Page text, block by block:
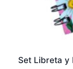
Set Libreta y